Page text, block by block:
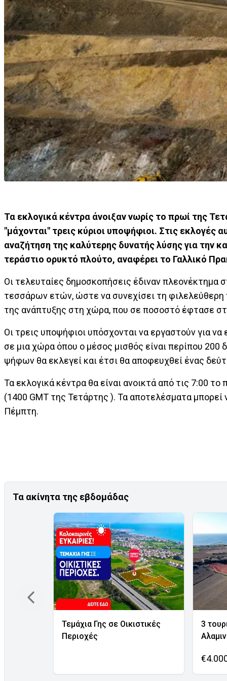
Τα εκλογικά κέντρα άνοιξαν νωρίς το πρωί της
"μάχονται" τρεις κύριοι υποψήφιοι. Στις εκλογές
αναζήτηση της καλύτερης δυνατής λύσης για την
τεράστιο ορυκτό πλούτο, αναφέρει το Γαλλικό
Οι τελευταίες δημοσκοπήσεις έδιναν πλεονέκτημα
τεσσάρων ετών, ώστε να συνεχίσει τη φιλελεύθερη
της ανάπτυξης στη χώρα, που σε ποσοστό έφτασε
Οι τρεις υποψήφιοι υπόσχονται να εργαστούν για
σε μια χώρα όπου ο μέσος μισθός είναι περίπου
ψήφων θα εκλεγεί και έτσι θα αποφευχθεί ένας
Τα εκλογικά κέντρα θα είναι ανοικτά από τις 7:00
(1400 GMT της Τετάρτης ). Τα αποτελέσματα
Πέμπτη.
Τα ακίνητα της εβδομάδας
Τεμάχια Γης σε Οικιστικές
Περιοχές
3